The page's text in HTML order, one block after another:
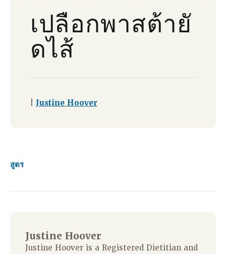
เปลือกพาสต้ายั
ดไส้
Justine Hoover
สูตร
Justine Hoover
Justine Hoover is a Registered Dietitian and